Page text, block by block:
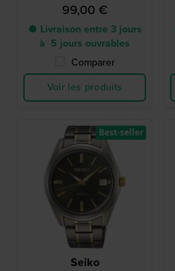
99,00 €
● Livraison entre 3 jours
à 5 jours ouvrables
Comparer
Voir les produits
Seiko
Best-seller